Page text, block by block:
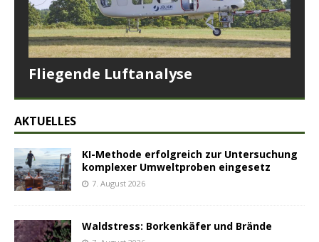
Fliegende Luftanalyse
AKTUELLES
KI-Methode erfolgreich zur Untersuchung
komplexer Umweltproben eingesetz
7. August 2026
Waldstress: Borkenkäfer und Brände